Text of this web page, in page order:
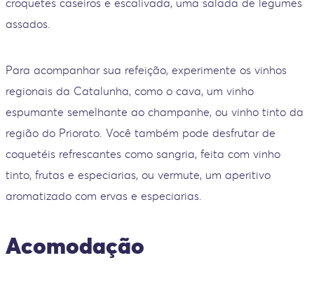
assados.
Para acompanhar sua refeição, experimente os vinhos
regionais da Catalunha, como o cava, um vinho
espumante semelhante ao champanhe, ou vinho tinto da
região do Priorato. Você também pode desfrutar de
coquetéis refrescantes como sangria, feita com vinho
tinto, frutas e especiarias, ou vermute, um aperitivo
aromatizado com ervas e especiarias.
Acomodação